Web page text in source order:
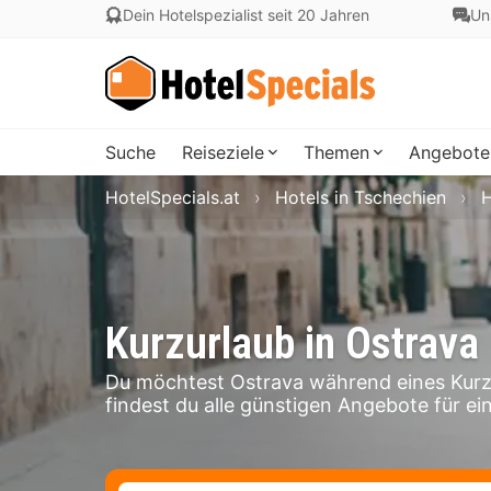
Dein Hotelspezialist seit 20 Jahren
Suche Reiseziele Themen Angebote
Kurzurlaub in Ostrava
Du möchtest Ostrava während eines
findest du alle günstigen Angebote für
HotelSpecials.at Hotels in Tschechien